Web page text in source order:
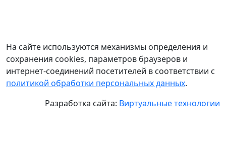
На сайте используются механизмы определения и
сохранения cookies, параметров браузеров и
интернет-соединений посетителей в соответствии с
политикой обработки персональных данных.
Разработка сайта: Виртуальные технологии